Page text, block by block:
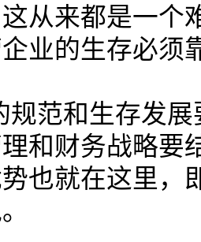
从来都是一个
业的生存必须
规范和生存发
和财务战略要
也就在这里，